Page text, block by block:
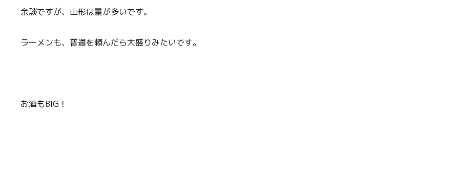
余談ですが、山形は量が多いです。
ラーメンも、普通を頼んだら大盛りみたいです。
お酒もBIG！